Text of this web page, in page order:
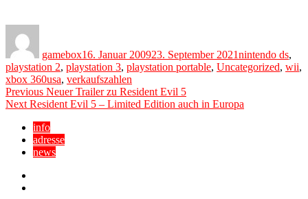
gamebox16. Januar 200923. September 2021nintendo ds,
playstation 2, playstation 3, playstation portable, Uncategorized, wii,
xbox 360Tags
usa, verkaufszahlen
Beitragsnavigation
Previous Previous
post:
Neuer Trailer zu Resident Evil 5
Next Next
Resident Evil 5 – Limited Edition auch in Europa
info
adresse
news